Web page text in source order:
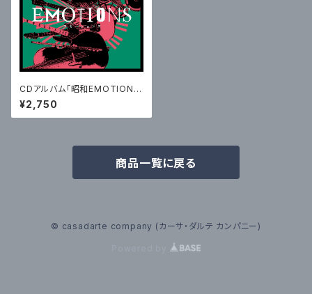
CDアルバム「昭和EMOTION
S」
¥2,750
商品一覧に戻る
© casadarte company (カーサ・ダルテ カンパニー)